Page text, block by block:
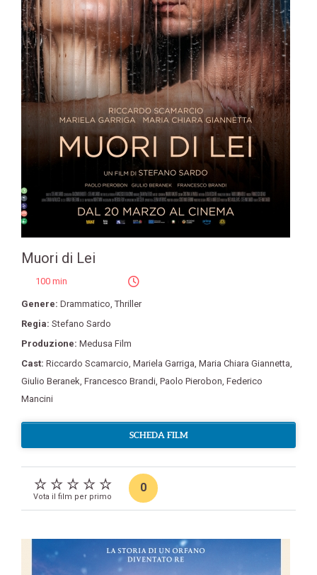
Muori di Lei
100 min
Genere: Drammatico ,Thriller
Regia: Stefano Sardo
Produzione: Medusa Film
Cast: Riccardo Scamarcio Mariela Garriga Maria Chiara Giannetta
Giulio Beranek Francesco Brandi Paolo Pierobon Federico
Mancini
SCHEDA FILM
Vota il film per primo
0